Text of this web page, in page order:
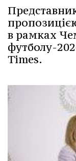
в рамках
футболу-
Times.